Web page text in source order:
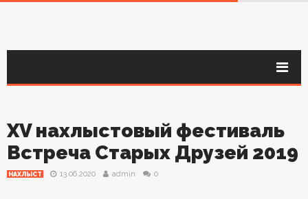
XV нахлыстовый фестиваль
Встреча Старых Друзей 2019
НАХЛЫСТ 13.06.2020 admin 0